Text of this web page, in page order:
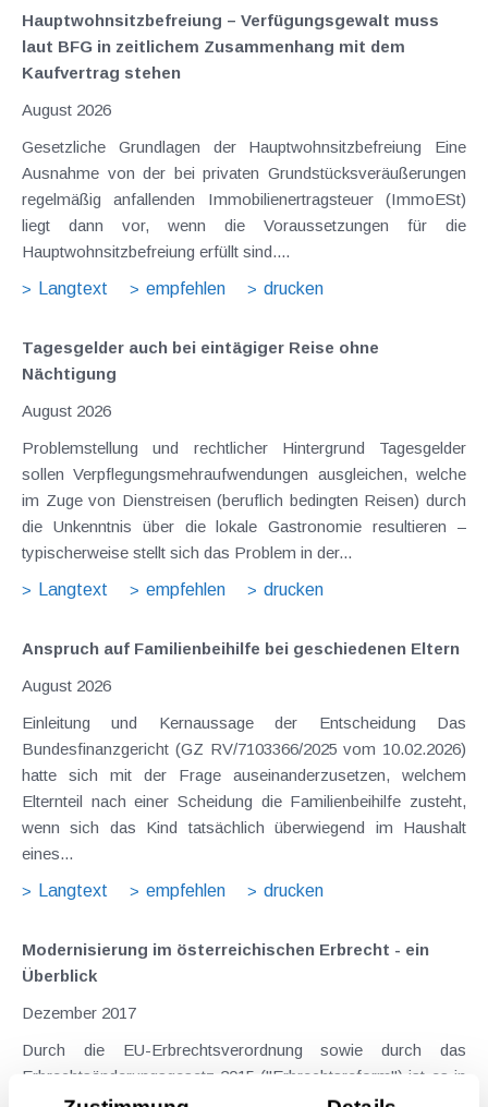
Hauptwohnsitz​­befreiung – Verfügungsgewalt muss
laut BFG in zeitlichem Zusammenhang mit dem
Kaufvertrag stehen
August 2026
Gesetzliche Grundlagen der Hauptwohnsitzbefreiung Eine
Ausnahme von der bei privaten Grundstücksveräußerungen
regelmäßig anfallenden Immobilienertragsteuer (ImmoESt)
liegt dann vor, wenn die Voraussetzungen für die
Hauptwohnsitzbefreiung erfüllt sind....
Langtext
empfehlen drucken
Tagesgelder auch bei eintägiger Reise ohne
Nächtigung
August 2026
Problemstellung und rechtlicher Hintergrund Tagesgelder
sollen Verpflegungsmehraufwendungen ausgleichen, welche
im Zuge von Dienstreisen (beruflich bedingten Reisen) durch
die Unkenntnis über die lokale Gastronomie resultieren –
typischerweise stellt sich das Problem in der...
Langtext
empfehlen drucken
Anspruch auf Familienbeihilfe bei geschiedenen Eltern
August 2026
Einleitung und Kernaussage der Entscheidung Das
Bundesfinanzgericht (GZ RV/7103366/2025 vom 10.02.2026)
hatte sich mit der Frage auseinanderzusetzen, welchem
Elternteil nach einer Scheidung die Familienbeihilfe zusteht,
wenn sich das Kind tatsächlich überwiegend im Haushalt
eines...
Langtext
empfehlen drucken
Modernisierung im österreichischen Erbrecht - ein
Überblick
Dezember 2017
Durch die EU-Erbrechtsverordnung sowie durch das
Erbrechtsänderungsgesetz 2015 ("Erbrechtsreform") ist es in
Österreich zu einer umfassenden Änderung und